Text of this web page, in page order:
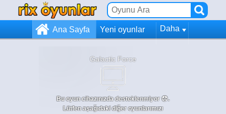
Ana Sayfa Yeni oyunlar Daha
Galactic Force
Bu oyun cihazınızda desteklenmiyor 😞.
Lütfen aşağıdaki diğer oyunlarımızı